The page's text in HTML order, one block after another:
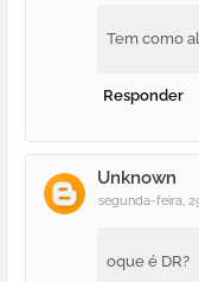
Tem como
Responder
Unknown
segunda-feira,
oque é DR?